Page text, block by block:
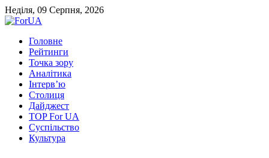
Неділя, 09 Серпня, 2026
Головне
Рейтинги
Точка зору
Аналітика
Інтерв’ю
Столиця
Дайджест
TOP For UA
Суспiльство
Культура